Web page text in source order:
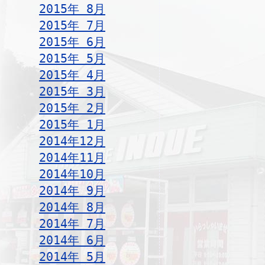
2015年 8月
2015年 7月
2015年 6月
2015年 5月
2015年 4月
2015年 3月
2015年 2月
2015年 1月
2014年12月
2014年11月
2014年10月
2014年 9月
2014年 8月
2014年 7月
2014年 6月
2014年 5月